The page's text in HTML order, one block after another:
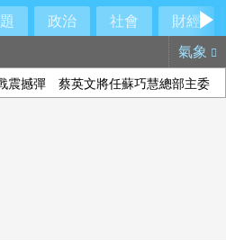
政治 社會
財經
氣象
震撼彈 蔡英文將任蘇巧慧總部主委